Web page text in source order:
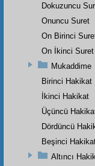
Dokuzuncu
Onuncu Suret
On Birinci
On İkinci Suret
Mukaddime
Birinci Hakikat
İkinci Hakikat
Üçüncü
Dördüncü
Beşinci
Altıncı